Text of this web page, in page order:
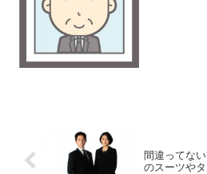
間違ってな
のスーツや